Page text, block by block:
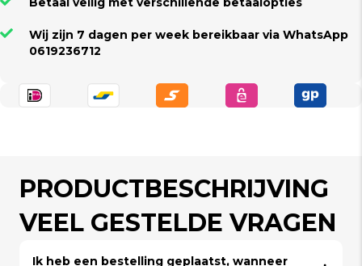
Wij zijn 7 dagen per week bereikbaar via WhatsApp
0619236712
PRODUCTBESCHRIJVING
VEEL GESTELDE VRAGEN
Ik heb een bestelling geplaatst, wanneer